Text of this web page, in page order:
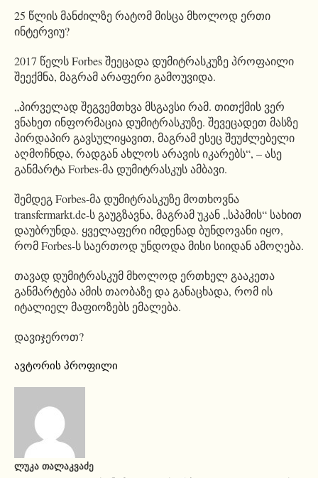
25 წლის მანძილზე რატომ მისცა მხოლოდ ერთი
ინტერვიუ?
2017 წელს Forbes შეეცადა დუმიტრასკუზე პროფაილი
შეექმნა, მაგრამ არაფერი გამოუვიდა.
„პირველად შეგვემთხვა მსგავსი რამ. თითქმის ვერ
ვნახეთ ინფორმაცია დუმიტრასკუზე. შევეცადეთ მასზე
პირდაპირ გავსულიყავით, მაგრამ ესეც შეუძლებელი
აღმოჩნდა, რადგან ახლოს არავის იკარებს“, – ასე
განმარტა Forbes-მა დუმიტრასკუს ამბავი.
შემდეგ Forbes-მა დუმიტრასკუზე მოთხოვნა
transfermarkt.de-ს გაუგზავნა, მაგრამ უკან „სპამის“ სახით
დაუბრუნდა. ყველაფერი იმდენად ბუნდოვანი იყო,
რომ Forbes-ს საერთოდ უნდოდა მისი სიიდან ამოღება.
თავად დუმიტრასკუმ მხოლოდ ერთხელ გააკეთა
განმარტება ამის თაობაზე და განაცხადა, რომ ის
იტალიელ მაფიოზებს ემალება.
დავიჯეროთ?
ავტორის პროფილი
ᲚᲣᲙᲐ ᲗᲐᲚᲐᲙᲕᲐᲫᲔ